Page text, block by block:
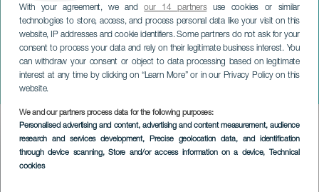
With your agreement, we andour 14 partnersuse cookies or similar
technologies to store, access, and process personal data like your visit on this
website, IP addresses and cookie identifiers. Some partners do not ask for your
consent to process your data and rely on their legitimate business interest. You
can withdraw your consent or object to data processing based on legitimate
interest at any time by clicking on “Learn More” or in our Privacy Policy on this
website.
We and our partners process data for the following purposes:
Personalised advertising and content, advertising and content measurement, audience
research and services development, Precise geolocation data, and identification
through device scanning, Store and/or access information on a device, Technical
cookies
Around Gershwin -
Maspalomas Internacional
Trumpet Fest
GRAN CANARIA
Imagen
Listado